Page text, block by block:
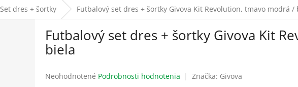
Set dres + šortky Futbalový set dres + šortky Givova Kit Revolution, tmavo modrá /
Futbalový set dres + šortky Givova Kit
biela
Priemerné
Neohodnotené Podrobnosti hodnotenia Značka: Givova